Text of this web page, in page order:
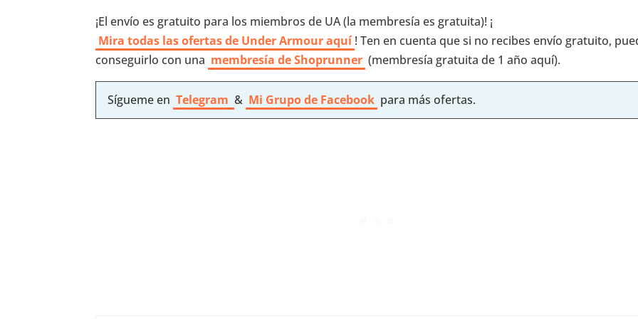
¡El envío es gratuito para los miembros de UA (la membresía es gratuita)! ¡
Mira todas las ofertas de Under Armour aquí ! Ten en cuenta que si no recibes envío gratuito,
conseguirlo con una membresía de Shoprunner (membresía gratuita de 1 año aquí).
Sígueme en Telegram & Mi Grupo de Facebook para más ofertas.